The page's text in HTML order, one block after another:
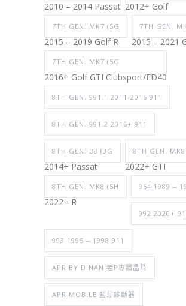
2010 – 2014 Passat 2012+ Golf
7TH GEN. MK7 (5G
2015 – 2019 Golf R
7TH GEN.
2015 – 2021
7TH GEN. MK7 (5G
2016+ Golf GTI Clubsport/ED40
8TH GEN. 991.1 2011-2016 911
8TH GEN. 991.2 2016+ 911
8TH GEN. B8 (3G
2014+ Passat
8TH GEN.
2022+ GTI
8TH GEN. MK8 (5H
2022+ R
964 1989 –
992 2020+
993 1995 – 1998 911
APR BY DINAN 老P專屬晶片
APR MOBILE 藍芽診斷器